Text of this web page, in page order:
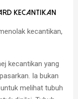
Kecantikan
kecantikan,
kecantikan yang
Ia bukan
melihat tubuh